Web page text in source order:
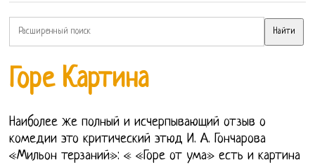
Горе Картина
Наиболее же полный и исчерпывающий отзыв о
комедии это критический этюд И. А. Гончарова
«Мильон терзаний»: « «Горе от ума» есть и картина